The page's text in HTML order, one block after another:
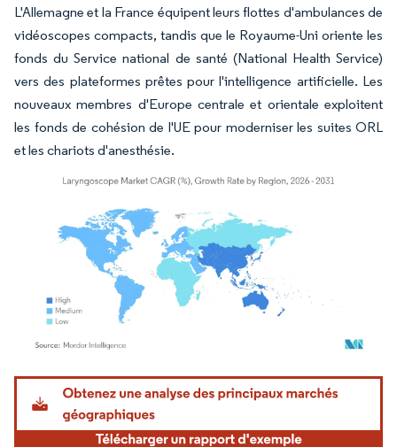
L'Allemagne et la France équipent leurs flottes d'ambulances de
vidéoscopes compacts, tandis que le Royaume-Uni oriente les
fonds du Service national de santé (National Health Service)
vers des plateformes prêtes pour l'intelligence artificielle. Les
nouveaux membres d'Europe centrale et orientale exploitent
les fonds de cohésion de l'UE pour moderniser les suites ORL
et les chariots d'anesthésie.
Image © Mordor Intelligence. La réutilisation nécessite une attribution sous CC BY